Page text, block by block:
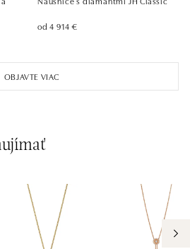
OBJAVTE VIAC
od 4 914 €